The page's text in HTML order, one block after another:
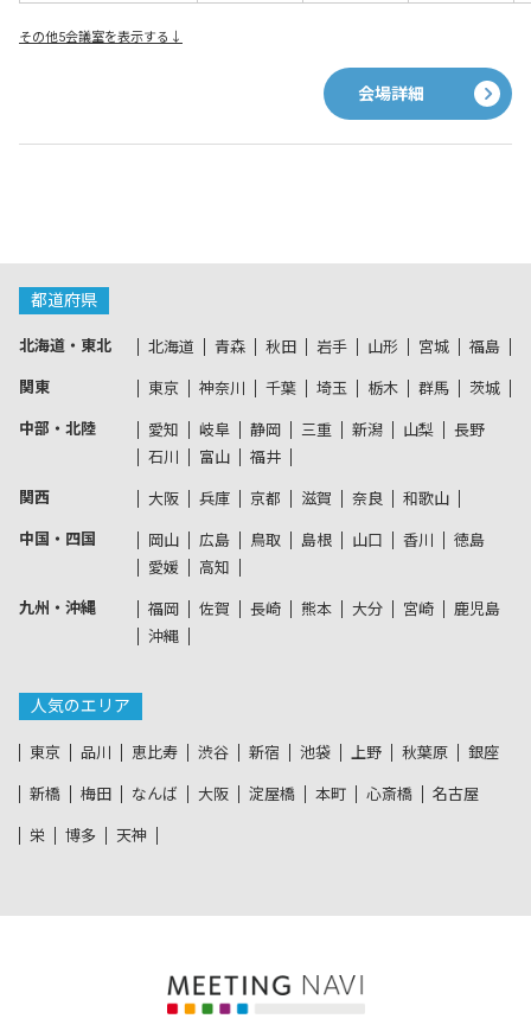
その他5会議室を表示する↓
会場詳細
都道府県
北海道・東北 北海道 青森 秋田 岩手 山形 宮城 福島
関東 東京 神奈川 千葉 埼玉 栃木 群馬 茨城
中部・北陸 愛知 岐阜 静岡 三重 新潟 山梨
長野
石川
富山 福井
関西 大阪 兵庫 京都 滋賀 奈良 和歌山
中国・四国 岡山 広島 鳥取 島根 山口 香川
徳島
愛媛
高知
九州・沖縄 福岡 佐賀 長崎 熊本 大分 宮崎
鹿児島
沖縄
人気のエリア
東京 品川 恵比寿 渋谷 新宿 池袋 上野 秋葉原 銀座
新橋 梅田 なんば 大阪 淀屋橋 本町 心斎橋 名古屋
栄 博多 天神